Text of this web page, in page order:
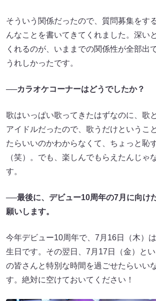
そういう関係だったので、質問募集をす
んなことを書いてきてくれました。深い
くれるのが、いままでの関係性が全部出
うれしかったです。
──カラオケコーナーはどうでしたか？
歌はいっぱい歌ってきたはずなのに、歌
アイドルだったので、歌うだけというこ
たらいいのかわからなくて、ちょっと恥
（笑）。でも、楽しんでもらえたんじゃ
す。
──最後に、デビュー10周年の7月に向け
願いします。
今年デビュー10周年で、7月16日（木）
生日です。その翌日、7月17日（金）と
の皆さんと特別な時間を過ごせたらいい
す。絶対に空けておいてください！